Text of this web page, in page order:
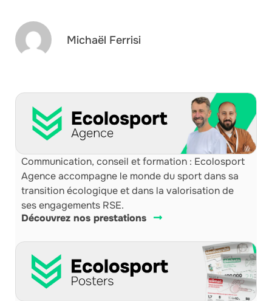
Michaël Ferrisi
Communication, conseil et formation : Ecolosport
Agence accompagne le monde du sport dans sa
transition écologique et dans la valorisation de
ses engagements RSE.
Découvrez nos prestations